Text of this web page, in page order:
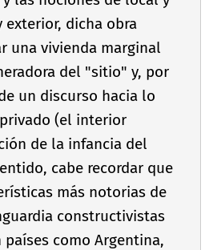
dicha obra
una vivienda marginal
del "sitio" y, por
un discurso hacia lo
(el interior
de la infancia del
cabe recordar que
más notorias de
constructivistas
como Argentina,